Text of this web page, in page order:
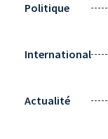
Politique
International
Actualité